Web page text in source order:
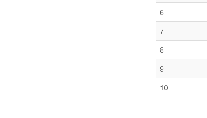
6
7
8
9
10